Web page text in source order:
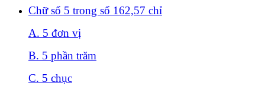
Chữ số 5 trong số 162,57 chỉ
A. 5 đơn vị
B. 5 phần trăm
C. 5 chục